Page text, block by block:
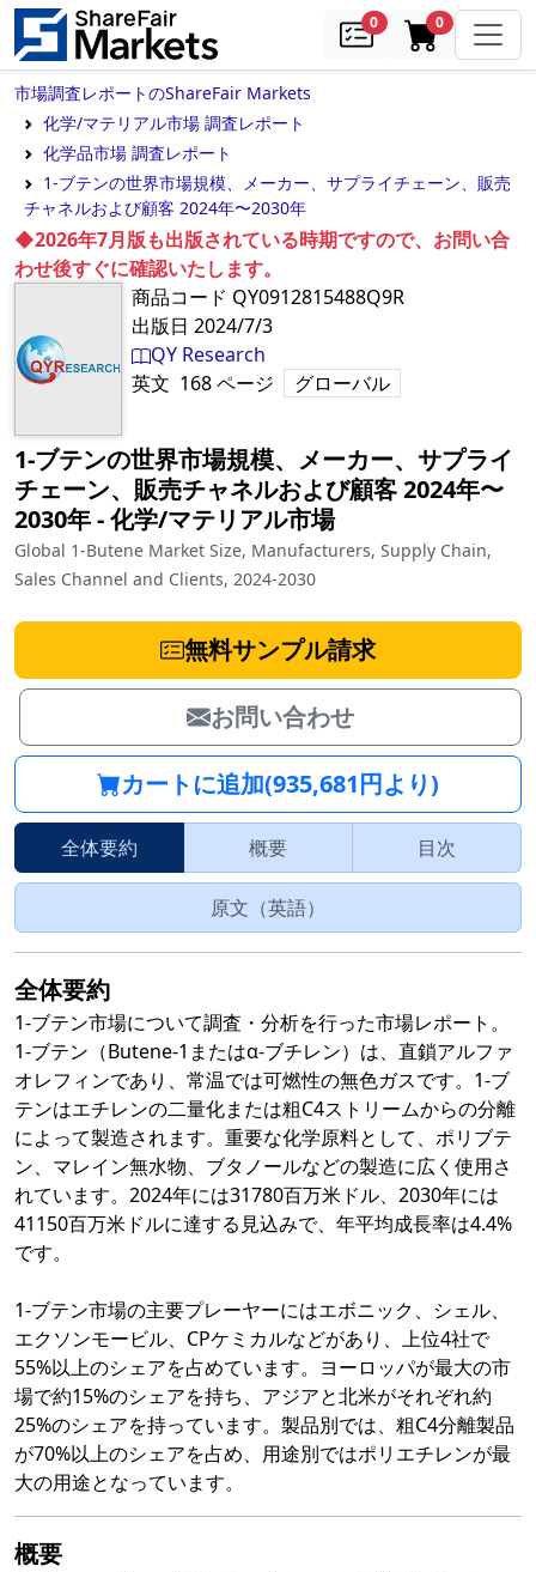
0samples0in cart
市場調査レポートのShareFair Markets
化学/マテリアル市場 調査レポート
化学品市場 調査レポート
1-ブテンの世界市場規模、メーカー、サプライチェーン、販売
チャネルおよび顧客 2024年〜2030年
◆2026年7月版も出版されている時期ですので、お問い合
わせ後すぐに確認いたします。
商品コード QY0912815488Q9R
出版日 2024/7/3
QY Research
英文 168ページ グローバル
1-ブテンの世界市場規模、メーカー、サプライ
チェーン、販売チャネルおよび顧客 2024年〜
2030年‐化学/マテリアル市場
Global 1-Butene Market Size, Manufacturers, Supply Chain,
Sales Channel and Clients, 2024-2030
無料サンプル請求
お問い合わせ
カートに追加(935,681円より)
全体要約 概要 目次
原文（英語）
全体要約
1-ブテン市場について調査・分析を行った市場レポート。
1-ブテン（Butene-1またはα-ブチレン）は、直鎖アルファ
オレフィンであり、常温では可燃性の無色ガスです。1-ブ
テンはエチレンの二量化または粗C4ストリームからの分離
によって製造されます。重要な化学原料として、ポリブテ
ン、マレイン無水物、ブタノールなどの製造に広く使用さ
れています。2024年には31780百万米ドル、2030年には
41150百万米ドルに達する見込みで、年平均成長率は4.4%
です。
1-ブテン市場の主要プレーヤーにはエボニック、シェル、
エクソンモービル、CPケミカルなどがあり、上位4社で
55%以上のシェアを占めています。ヨーロッパが最大の市
場で約15%のシェアを持ち、アジアと北米がそれぞれ約
25%のシェアを持っています。製品別では、粗C4分離製品
が70%以上のシェアを占め、用途別ではポリエチレンが最
大の用途となっています。
概要